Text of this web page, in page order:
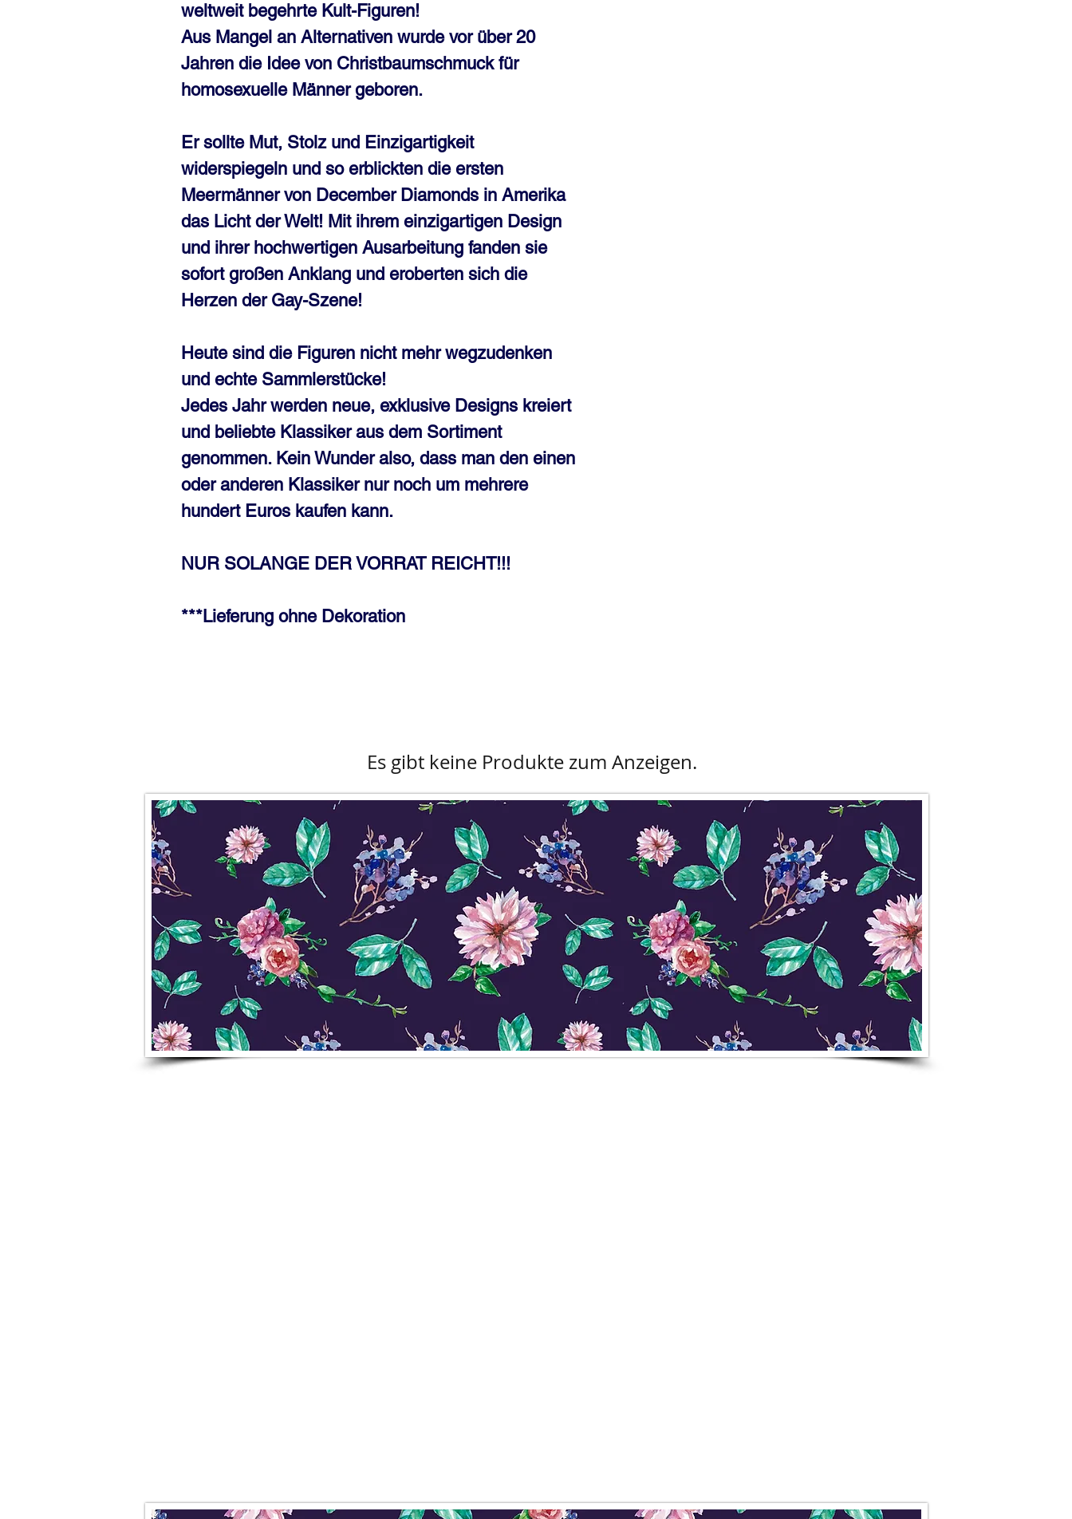
weltweit begehrte Kult-Figuren!
Aus Mangel an Alternativen wurde vor über 20
Jahren die Idee von Christbaumschmuck für
homosexuelle Männer geboren.
Er sollte Mut, Stolz und Einzigartigkeit
widerspiegeln und so erblickten die ersten
Meermänner von December Diamonds in Amerika
das Licht der Welt! Mit ihrem einzigartigen Design
und ihrer hochwertigen Ausarbeitung fanden sie
sofort großen Anklang und eroberten sich die
Herzen der Gay-Szene!
Heute sind die Figuren nicht mehr wegzudenken
und echte Sammlerstücke!
Jedes Jahr werden neue, exklusive Designs kreiert
und beliebte Klassiker aus dem Sortiment
genommen. Kein Wunder also, dass man den einen
oder anderen Klassiker nur noch um mehrere
hundert Euros kaufen kann.
NUR SOLANGE DER VORRAT REICHT!!!
***Lieferung ohne Dekoration
Es gibt keine Produkte zum Anzeigen.